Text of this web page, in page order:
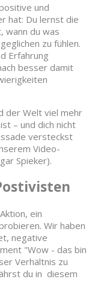
und
hat: Du lernst die
wann du was
zu fühlen.
Erfahrung
besser damit
der Welt viel mehr
– und dich nicht
versteckst
Video-
Spieker).
ein
Wir haben
negative
"Wow - das bin
Verhältnis zu
du in diesem